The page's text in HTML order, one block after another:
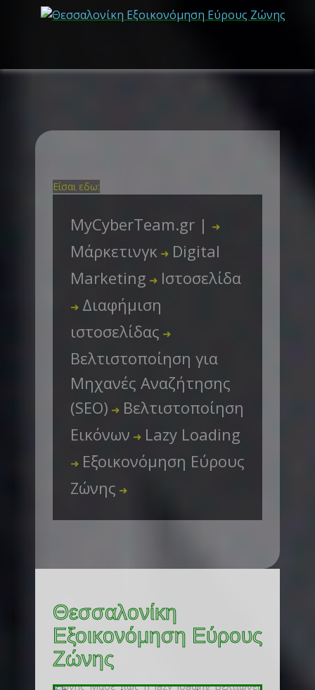
Είσαι εδω:
MyCyberTeam.gr | ➜
Μάρκετινγκ ➜ Digital
Marketing ➜ Ιστοσελίδα
➜ Διαφήμιση
ιστοσελίδας ➜
Βελτιστοποίηση για
Μηχανές Αναζήτησης
(SEO) ➜ Βελτιστοποίηση
Εικόνων ➜ Lazy Loading
➜ Εξοικονόμηση Εύρους
Ζώνης ➜
Θεσσαλονίκη
Εξοικονόμηση Εύρους
Ζώνης